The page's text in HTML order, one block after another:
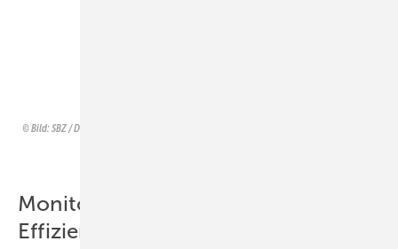
Bild: SBZ / Dietrich
Monitoring ist Schlüssel zur
Effizienz